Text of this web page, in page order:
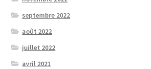
septembre 2022
août 2022
juillet 2022
avril 2021